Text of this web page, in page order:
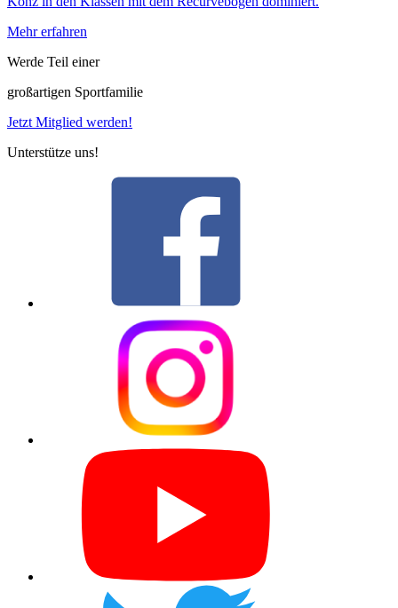
Mehr erfahren
Werde Teil einer
großartigen Sportfamilie
Jetzt Mitglied werden!
Unterstütze uns!